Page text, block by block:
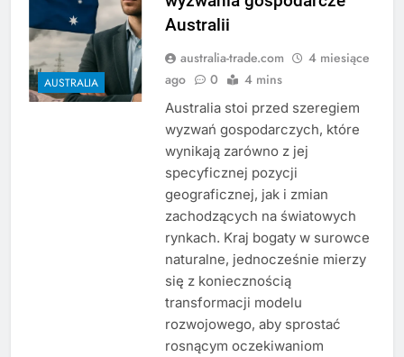
AUSTRALIA
Australii
australia-trade.com
4 miesiące
ago
0 4 mins
Australia stoi przed szeregiem
wyzwań gospodarczych, które
wynikają zarówno z jej
specyficznej pozycji
geograficznej, jak i zmian
zachodzących na światowych
rynkach. Kraj bogaty w surowce
naturalne, jednocześnie mierzy
się z koniecznością
transformacji modelu
rozwojowego, aby sprostać
rosnącym oczekiwaniom